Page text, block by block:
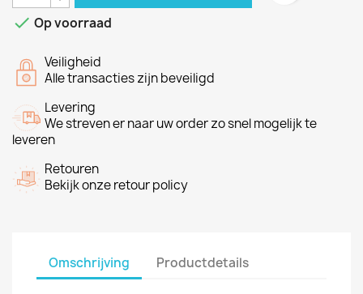
 Op voorraad
Veiligheid
Alle transacties zijn beveiligd
Levering
We streven er naar uw order zo snel mogelijk te
leveren
Retouren
Bekijk onze retour policy
Omschrijving Productdetails